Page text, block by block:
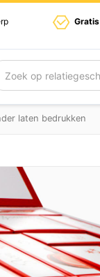
Gratis
laten bedrukken